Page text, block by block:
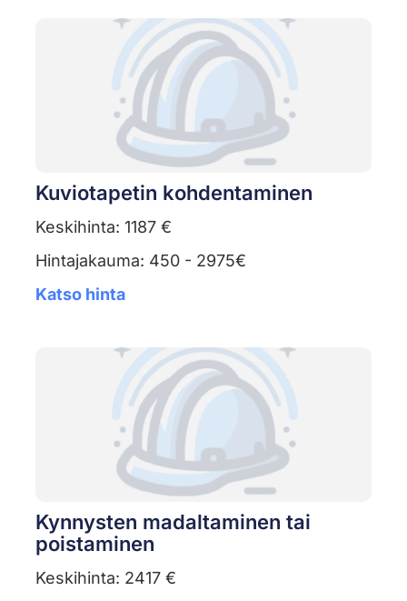
Kuviotapetin kohdentaminen
Keskihinta: 1187 €
Hintajakauma: 450 - 2975€
Katso hinta
Kynnysten madaltaminen tai
poistaminen
Keskihinta: 2417 €